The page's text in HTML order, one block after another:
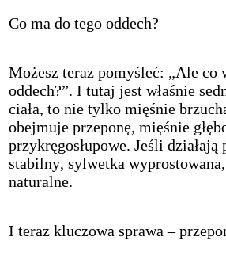
Co ma do tego oddech?
Możesz teraz pomyśleć: „Ale
oddech?”. I tutaj jest właśnie
ciała, to nie tylko mięśnie
obejmuje przeponę, mięśnie
przykręgosłupowe. Jeśli
stabilny, sylwetka
naturalne.
I teraz kluczowa sprawa –